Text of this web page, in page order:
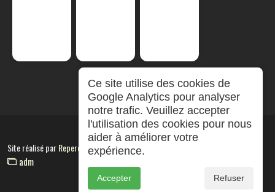
Site réalisé parRepereCom
adm
Ce site utilise des cookies de
Google Analytics pour analyser
notre trafic. Veuillez accepter
l'utilisation des cookies pour nous
aider à améliorer votre
expérience.
Accepter Refuser